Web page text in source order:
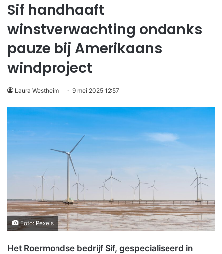
Sif handhaaft
winstverwachting ondanks
pauze bij Amerikaans
windproject
Laura Westheim 9 mei 2025 12:57
Foto: Pexels
Het Roermondse bedrijf Sif, gespecialiseerd in